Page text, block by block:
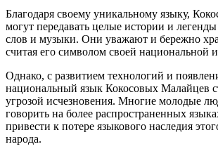
Благодаря своему уникальному языку,
могут передавать целые истории и
слов и музыки. Они уважают и бережно
считая его символом своей национальной
Однако, с развитием технологий и
национальный язык Кокосовых Малайцев
угрозой исчезновения. Многие молодые
говорить на более распространенных
привести к потере языкового наследия
народа.